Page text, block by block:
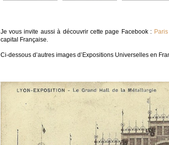
Je vous invite aussi à découvrir cette page Facebook :
capital Française.
Ci-dessous d’autres images d’Expositions Universelles en